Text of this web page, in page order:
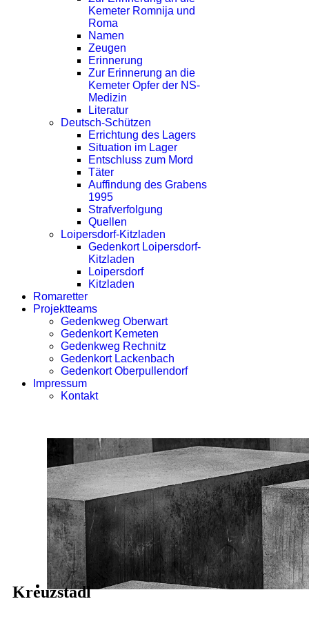
Kemeter Romnija und
Roma
Namen
Zeugen
Erinnerung
Zur Erinnerung an die
Kemeter Opfer der NS-
Medizin
Literatur
Deutsch-Schützen
Errichtung des Lagers
Situation im Lager
Entschluss zum Mord
Täter
Auffindung des Grabens
1995
Strafverfolgung
Quellen
Loipersdorf-Kitzladen
Gedenkort Loipersdorf-
Kitzladen
Loipersdorf
Kitzladen
Romaretter
Projektteams
Gedenkweg Oberwart
Gedenkort Kemeten
Gedenkweg Rechnitz
Gedenkort Lackenbach
Gedenkort Oberpullendorf
Impressum
Kontakt
Kreuzstadl